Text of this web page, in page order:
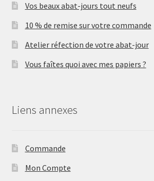
Vos beaux abat-jours tout neufs
10 % de remise sur votre commande
Atelier réfection de votre abat-jour
Vous faîtes quoi avec mes papiers ?
Liens annexes
Commande
Mon Compte